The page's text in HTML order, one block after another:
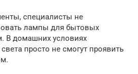
специалисты не
лампы для бытовых
В домашних условиях
просто не смогут проявить